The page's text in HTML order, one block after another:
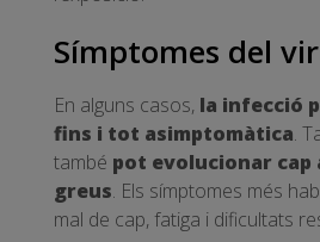
Símptomes del
En alguns casos, la infecció
fins i tot asimptomàtica.
també pot evolucionar cap
greus. Els símptomes més
mal de cap, fatiga i dificultats